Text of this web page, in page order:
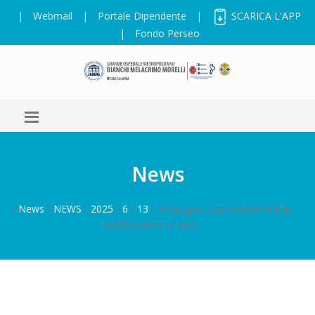
| Webmail | Portale Dipendente |
SCARICA L'APP
|
Fondo Perseo
News
/ News / NEWS / 2025 / 6 / 13 / 14 giugno, Giornata Mondiale
del Donatore. Il valo...